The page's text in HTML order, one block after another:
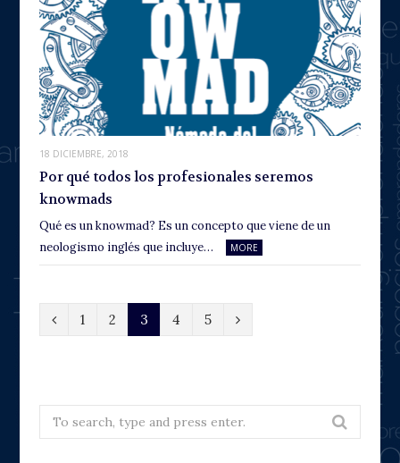
18 DICIEMBRE, 2018
Por qué todos los profesionales seremos
knowmads
Qué es un knowmad? Es un concepto que viene de un
neologismo inglés que incluye…
MORE
P
i
1 2 3 4 5
N
Search
for: